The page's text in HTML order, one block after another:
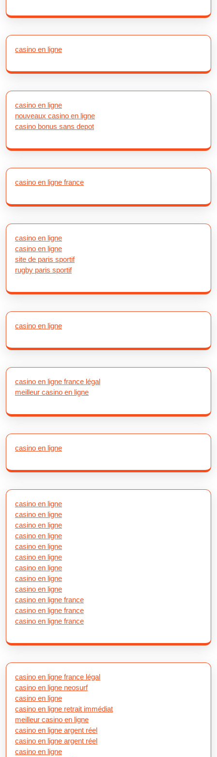
casino en ligne
casino en ligne
nouveaux casino en ligne
casino bonus sans depot
casino en ligne france
casino en ligne
casino en ligne
site de paris sportif
rugby paris sportif
casino en ligne
casino en ligne france légal
meilleur casino en ligne
casino en ligne
casino en ligne
casino en ligne
casino en ligne
casino en ligne
casino en ligne
casino en ligne
casino en ligne
casino en ligne
casino en ligne
casino en ligne france
casino en ligne france
casino en ligne france
casino en ligne france légal
casino en ligne neosurf
casino en ligne
casino en ligne retrait immédiat
meilleur casino en ligne
casino en ligne argent réel
casino en ligne argent réel
casino en ligne